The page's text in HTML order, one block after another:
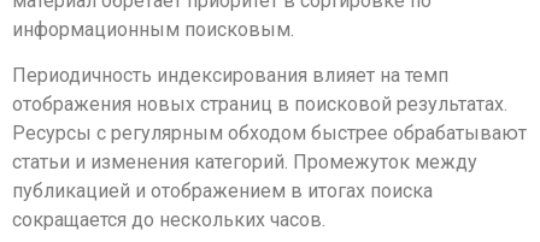
информационным поисковым.
Периодичность индексирования влияет на темп
отображения новых страниц в поисковой результатах.
Ресурсы с регулярным обходом быстрее обрабатывают
статьи и изменения категорий. Промежуток между
публикацией и отображением в итогах поиска
сокращается до нескольких часов.